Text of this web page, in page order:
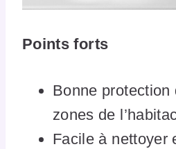
Points forts
Bonne protection
zones de
Facile à nettoyer